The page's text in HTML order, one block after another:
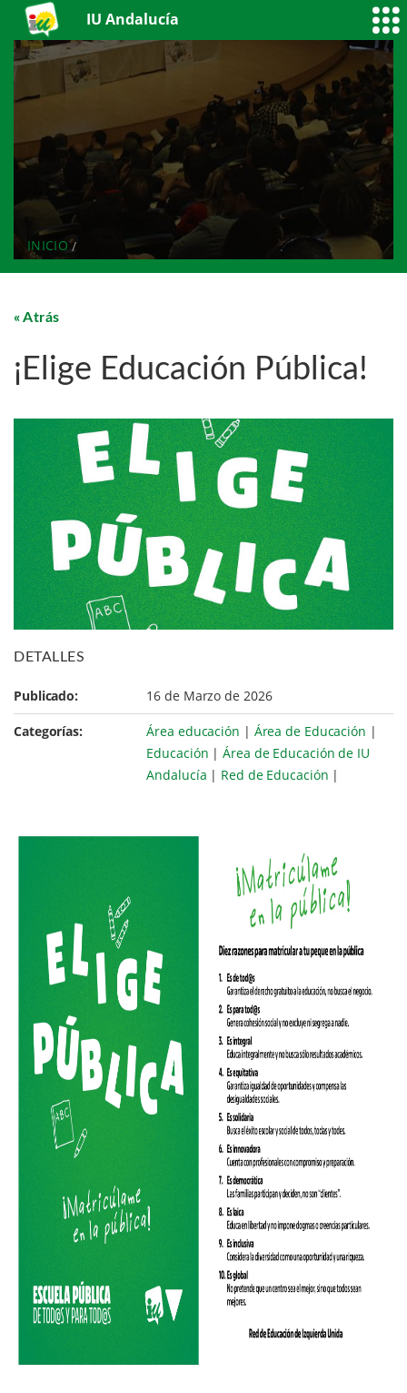
IU Andalucía
INICIO
Atrás
¡Elige Educación Pública!
DETALLES
Publicado: 16 de Marzo de 2026
Categorías: Área educación | Área de Educación |
Educación |Área de Educación de IU
Andalucía | Red de Educación |